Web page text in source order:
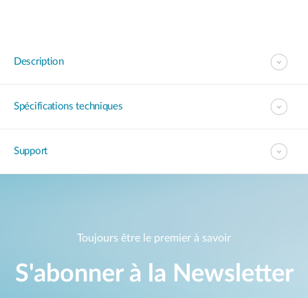
Description
Spécifications techniques
Support
Toujours être le premier à savoir
S'abonner à la Newsletter